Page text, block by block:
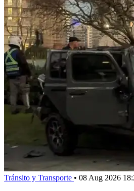
Tránsito y Transporte • 08 Aug 2026